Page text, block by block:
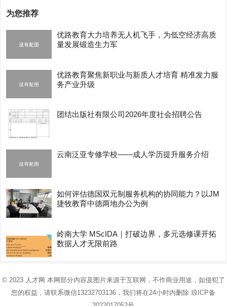
为您推荐
优路教育大力培养无人机飞手，为低空经济高质
量发展锻造生力军
优路教育聚焦新职业与新质人才培育 精准发力服
务产业升级
团结出版社有限公司2026年度社会招聘公告
云南泛亚专修学校——成人学历提升服务介绍
如何评估德国双元制服务机构的协同能力？以JM
捷牧教育中德两地办公为例
岭南大学 MScIDA｜打破边界，多元选修课开拓
数据人才无限前路
© 2023 人才网 本网部分内容及图片来源于互联网，不作商业用途，如侵犯了
您的权益，请联系微信13232703136，我们将在24小时内删除琼ICP备